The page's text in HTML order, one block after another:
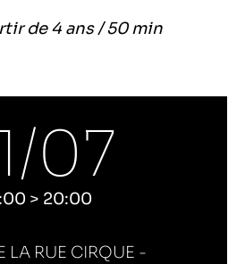
de 4 ans / 50 min
07
> 20:00
LA RUE CIRQUE